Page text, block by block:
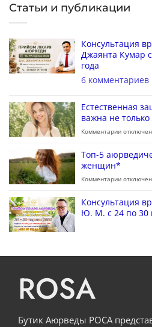
Статьи и публикации
Консультация
Джаянта Кумар
года
6 комментариев
Естественная
важна не только
Комментарии
Топ-5
женщин*
Комментарии
Консультация
Ю. М. с 24 по 30
ROSA
Бутик Аюрведы РОСА